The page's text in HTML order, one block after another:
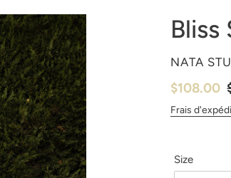
Bliss
NATA
Prix
réduit
$108.00
Frais
Size